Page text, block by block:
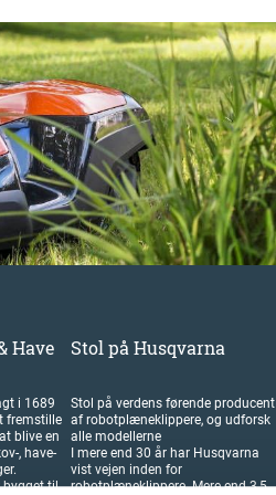
Have
i 1689
fremstille
blive en
, have-
bygget til
Stol på Husqvarna
Stol på verdens førende producent
af robotplæneklippere, og udforsk
alle modellerne
I mere end 30 år har Husqvarna
vist vejen inden for
robotplæneklippere. Mere end 3,5